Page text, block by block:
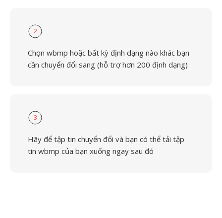
2
Chọn wbmp hoặc bất kỳ định dạng nào khác bạn
cần chuyển đổi sang (hỗ trợ hơn 200 định dạng)
3
Hãy để tập tin chuyển đổi và bạn có thể tải tập
tin wbmp của bạn xuống ngay sau đó